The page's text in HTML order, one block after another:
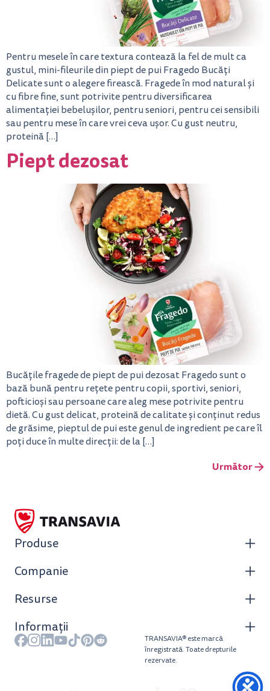
Pentru mesele în care textura contează la fel de mult ca
gustul, mini-fileurile din piept de pui Fragedo Bucăți
Delicate sunt o alegere firească. Fragede în mod natural și
cu fibre fine, sunt potrivite pentru diversificarea
alimentației bebelușilor, pentru seniori, pentru cei sensibili
sau pentru mese în care vrei ceva ușor. Cu gust neutru,
proteină […]
Piept dezosat
Bucățile fragede de piept de pui dezosat Fragedo sunt o
bază bună pentru rețete pentru copii, sportivi, seniori,
pofticioși sau persoane care aleg mese potrivite pentru
dietă. Cu gust delicat, proteină de calitate și conținut redus
de grăsime, pieptul de pui este genul de ingredient pe care îl
poți duce în multe direcții: de la […]
Următor→
Produse
Companie
Resurse
Informații
TRANSAVIA® este marcă
înregistrată. Toate drepturile
rezervate.